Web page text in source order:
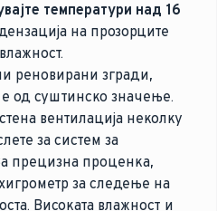
температури над 16
на прозорците
реновирани згради,
е од суштинско значење.
вентилација неколку
за систем за
прецизна проценка,
за следење на
Високата влажност и